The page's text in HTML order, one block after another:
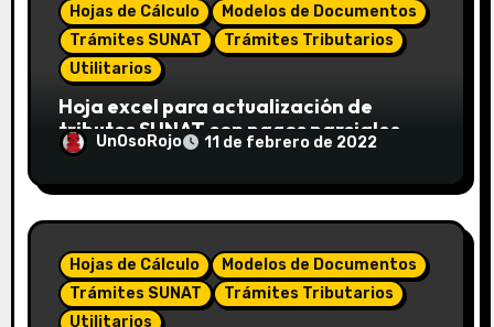
Hojas de Cálculo
Modelos de Documentos
Trámites SUNAT
Trámites Tributarios
Utilitarios
Hoja excel para actualización de
tributos SUNAT con pagos parciales
UnOsoRojo 11 de febrero de 2022
Hojas de Cálculo
Modelos de Documentos
Trámites SUNAT
Trámites Tributarios
Utilitarios